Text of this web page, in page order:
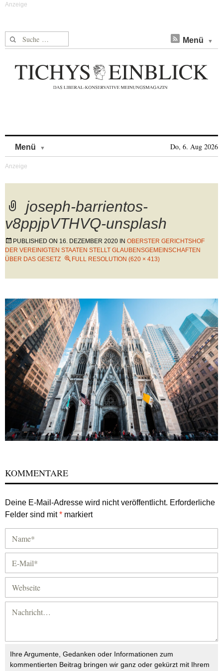
Suche nach: Menü
Menü Do, 6. Aug 2026
joseph-barrientos-
v8ppjpVTHVQ-unsplash
PUBLISHED ON 16. DEZEMBER 2020 IN OBERSTER GERICHTSHOF
DER VEREINIGTEN STAATEN STELLT GLAUBENSGEMEINSCHAFTEN
ÜBER DAS GESETZ
FULL RESOLUTION (620 × 413)
KOMMENTARE
Deine E-Mail-Adresse wird nicht veröffentlicht. Erforderliche
Felder sind mit* markiert
Ihre Argumente, Gedanken oder Informationen zum
kommentierten Beitrag bringen wir ganz oder gekürzt mit Ihrem